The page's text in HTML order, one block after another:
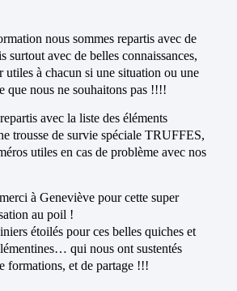
nous sommes repartis avec de
surtout avec de belles connaissances,
utiles à chacun si une situation ou une
que nous ne souhaitons pas !!!!
avec la liste des éléments
trousse de survie spéciale TRUFFES,
utiles en cas de problème avec nos
à Geneviève pour cette super
au poil !
étoilés pour ces belles quiches et
qui nous ont sustentés
formations, et de partage !!!